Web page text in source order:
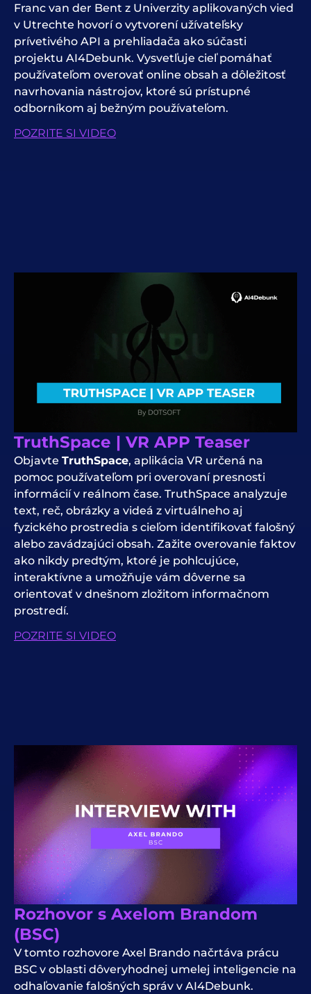
Franc van der Bent z Univerzity aplikovaných vied
v Utrechte hovorí o vytvorení užívateľsky
prívetivého API a prehliadača ako súčasti
projektu AI4Debunk. Vysvetľuje cieľ pomáhať
používateľom overovať online obsah a dôležitosť
navrhovania nástrojov, ktoré sú prístupné
odborníkom aj bežným používateľom.
POZRITE SI VIDEO
TruthSpace | VR APP Teaser
Objavte TruthSpace, aplikácia VR určená na
pomoc používateľom pri overovaní presnosti
informácií v reálnom čase. TruthSpace analyzuje
text, reč, obrázky a videá z virtuálneho aj
fyzického prostredia s cieľom identifikovať falošný
alebo zavádzajúci obsah. Zažite overovanie faktov
ako nikdy predtým, ktoré je pohlcujúce,
interaktívne a umožňuje vám dôverne sa
orientovať v dnešnom zložitom informačnom
prostredí.
POZRITE SI VIDEO
Rozhovor s Axelom Brandom
(BSC)
V tomto rozhovore Axel Brando načrtáva prácu
BSC v oblasti dôveryhodnej umelej inteligencie na
odhaľovanie falošných správ v AI4Debunk.